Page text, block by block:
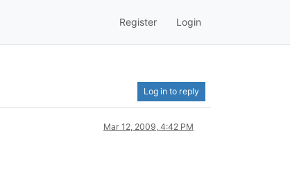
Register Login
Log in to reply
Mar 12, 2009, 4:42 PM